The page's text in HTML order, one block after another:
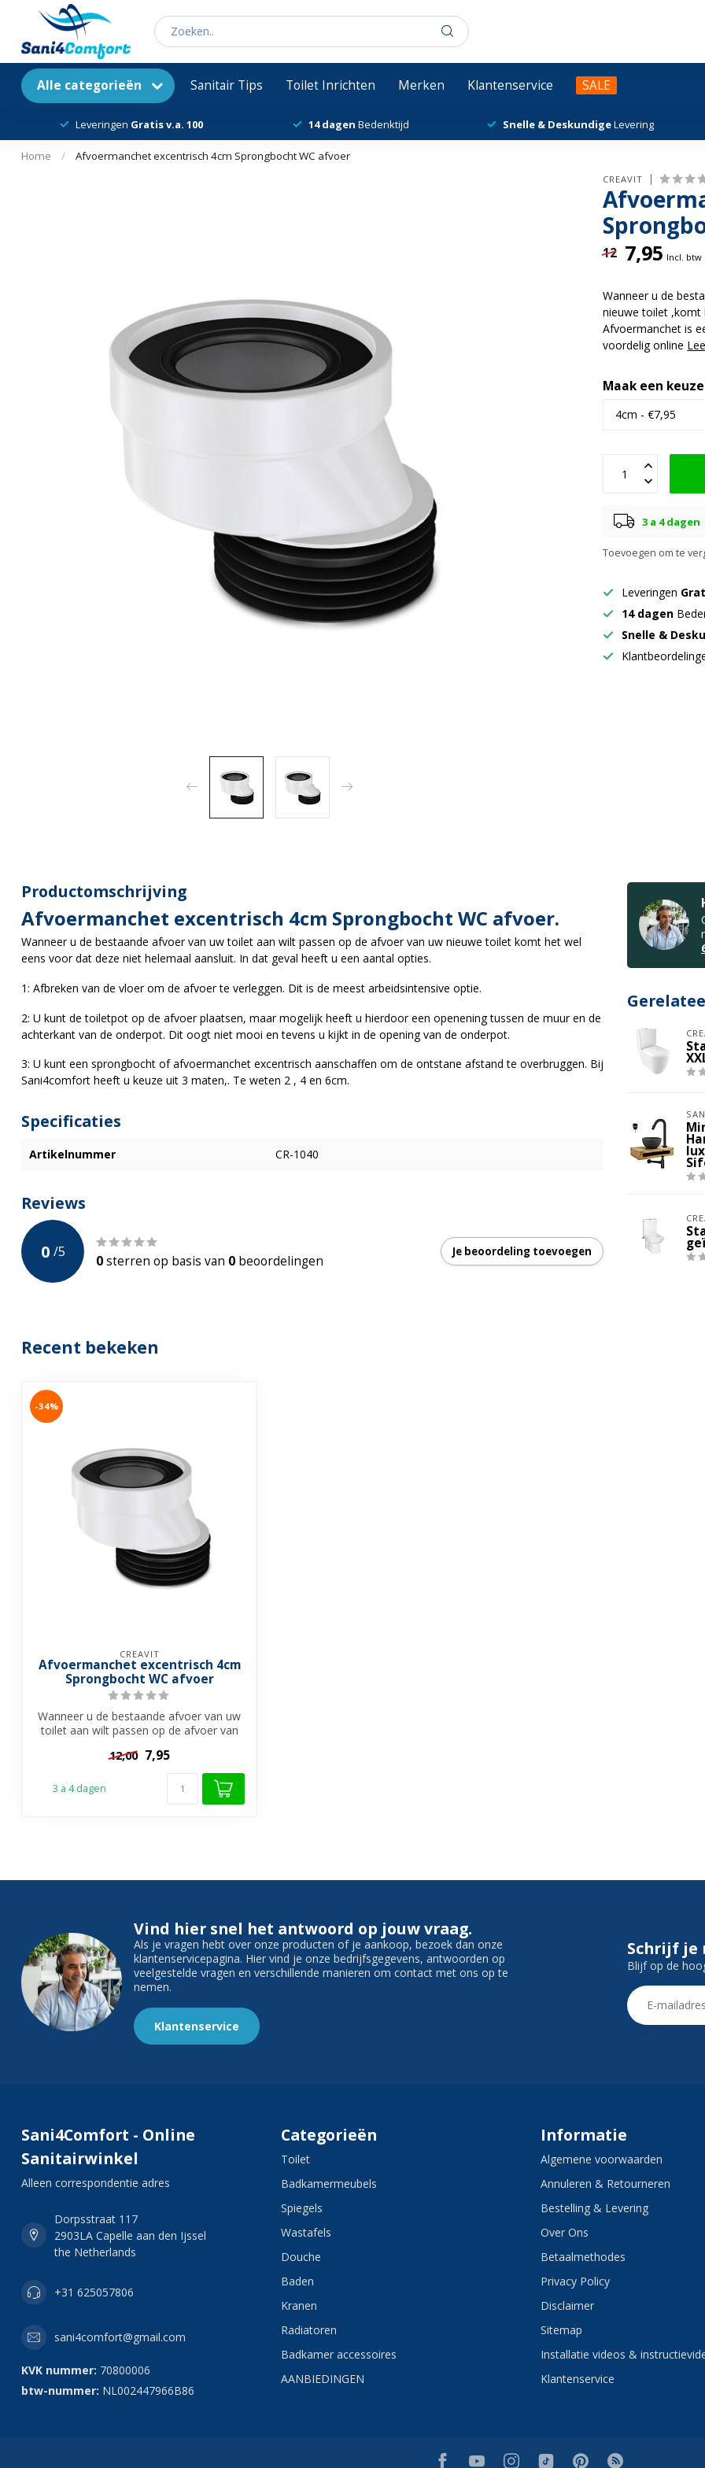
Alle categorieën Sanitair Tips Toilet Inrichten Merken Klantenservice SALE
Leveringen Gratis v.a. 100 14 dagen Bedenktijd Snelle & DeskundigeLevering
Home / Afvoermanchet excentrisch 4cm Sprongbocht WC afvoer
CREAVIT
12 7,95 Incl. btw
Wanneer u de
nieuwe toilet ,komt
Afvoermanchet is
voordelig online
Maak een
3 a 4 dagen
Toevoegen om te
Leveringen
14 dagen
Snelle &
Productomschrijving
Afvoermanchet excentrisch 4cm Sprongbocht WC afvoer.
Wanneer u de bestaande afvoer van uw toilet aan wilt passen op de afvoer van uw nieuwe toilet komt het wel
eens voor dat deze niet helemaal aansluit. In dat geval heeft u een aantal opties.
1: Afbreken van de vloer om de afvoer te verleggen. Dit is de meest arbeidsintensive optie.
2: U kunt de toiletpot op de afvoer plaatsen, maar mogelijk heeft u hierdoor een openening tussen de muur en de
achterkant van de onderpot. Dit oogt niet mooi en tevens u kijkt in de opening van de onderpot.
3: U kunt een sprongbocht of afvoermanchet excentrisch aanschaffen om de ontstane afstand te overbruggen. Bij
Sani4comfort heeft u keuze uit 3 maten,. Te weten 2 , 4 en 6cm.
Specificaties
Artikelnummer CR-1040
Reviews
0 /5
0sterren op basis van 0 beoordelingen
Je beoordeling toevoegen
Recent bekeken
-34%
CREAVIT
Afvoermanchet excentrisch 4cm
Sprongbocht WC afvoer
Wanneer u de bestaande afvoer van uw
toilet aan wilt passen op de afvoer van
12,00 7,95
3 a 4 dagen
Vind hier snel het antwoord op jouw vraag.
Als je vragen hebt over onze producten of je aankoop, bezoek dan onze
klantenservicepagina. Hier vind je onze bedrijfsgegevens, antwoorden op
veelgestelde vragen en verschillende manieren om contact met ons op te
nemen.
Klantenservice
Schrijf je
Blijf op de
Sani4Comfort - Online
Sanitairwinkel
Alleen correspondentie adres
Dorpsstraat 117
2903LA Capelle aan den Ijssel
the Netherlands
+31 625057806
sani4comfort@gmail.com
KVK nummer: 70800006
btw-nummer: NL002447966B86
Categorieën
Toilet
Badkamermeubels
Spiegels
Wastafels
Douche
Baden
Kranen
Radiatoren
Badkamer accessoires
AANBIEDINGEN
Informatie
Algemene voorwaarden
Annuleren & Retourneren
Bestelling & Levering
Over Ons
Betaalmethodes
Privacy Policy
Disclaimer
Sitemap
Installatie videos &
Klantenservice